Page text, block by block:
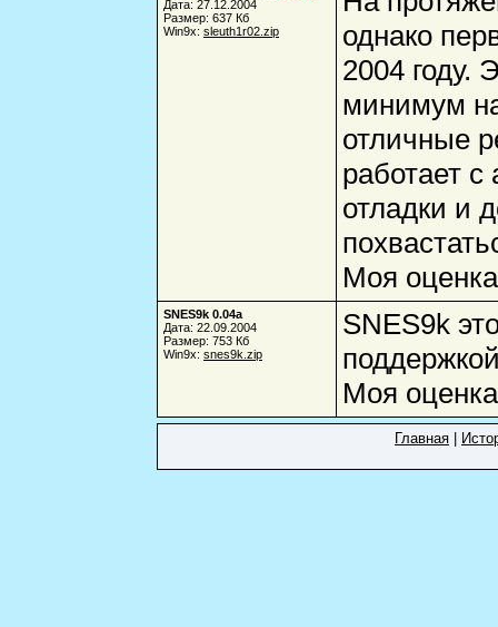
Дата: 27.12.2004
Размер: 637 Кб
Win9x: sleuth1r02.zip
однако
2004 году.
минимум
отличные
работает
отладки и
Моя
SNES9k 0.04a
Дата: 22.09.2004
Размер: 753 Кб
Win9x: snes9k.zip
SNES9k
Моя
Главная